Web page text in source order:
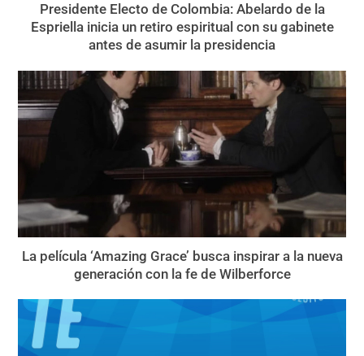
Presidente Electo de Colombia: Abelardo de la
Espriella inicia un retiro espiritual con su gabinete
antes de asumir la presidencia
La película ‘Amazing Grace’ busca inspirar a la nueva
generación con la fe de Wilberforce